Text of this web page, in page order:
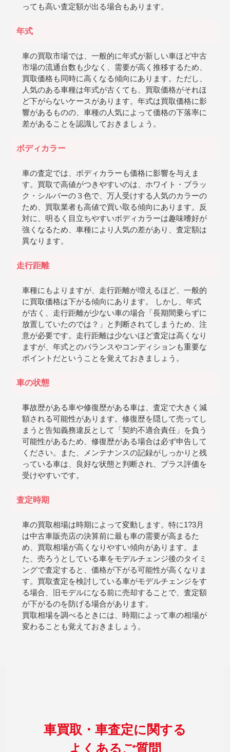
っても高い査定額が出る場合もあります。
年式
車の買取市場では、一般的に年式が新しい車ほど中古
市場の流通台数も少なく、需要が高く推移するため、
買取価格も同時に高くなる傾向にあります。ただし、
人気のある車種は年式が古くても、買取価格がそれほ
ど下がらないケースがあります。年式は買取価格に影
響があるものの、車種の人気によって価格の下落率に
差があることを認識しておきましょう。
ボディカラー
車の査定では、ボディカラーも価格に影響を与えま
す。買取で高値がつきやすいのは、ホワイト・ブラッ
ク・シルバーの３色で、万人受けする人気のカラーの
ため、買取業者も高値で買い取る傾向にあります。反
対に、明るく目立ちやすいボディカラーは趣味嗜好が
強くなるため、車種により人気の差があり、査定額は
異なります。
走行距離
車種にもよりますが、走行距離が増えるほど、一般的
に買取価格は下がる傾向にあります。 しかし、年式
が古く、走行距離が少ない車の場合「長期間乗らずに
放置していたのでは？」と判断されてしまうため、注
意が必要です。走行距離は少ないほど査定は高くなり
ますが、年式とのバランスやコンディションも重要な
ポイントだということを覚えておきましょう。
車の状態
事故歴がある車や修復歴がある車は、査定で大きく減
額される可能性があります。修復歴を隠して売ってし
まうと告知義務違反として「契約不適合責任」を負う
可能性があるため、修復歴がある場合は必ず申告して
ください。また、メンテナンスの記録がしっかりと残
っている車は、良好な状態と判断され、プラス評価を
受けやすいです。
査定時期
車の買取相場は時期によって変動します。特に1?3月
は中古車販売店の決算前に最も車の需要が高まるた
め、買取相場が高くなりやすい傾向があります。ま
た、売ろうとしている車をモデルチェンジ後のタイミ
ングで査定すると、価格が下がる可能性が高くなりま
す。買取査定を検討している車がモデルチェンジをす
る場合、旧モデルになる前に売却することで、査定額
が下がるのを防げる場合があります。
買取相場を調べるときには、時期によって車の相場が
変わることも覚えておきましょう。
車買取・車査定に関する
よくあるご質問